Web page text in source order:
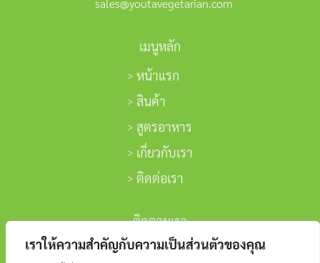
เราให้ความสำคัญกับความเป็นส่วนตัวของคุณ
เมนูหลัก
หน้าแรก
สินค้า
สูตรอาหาร
เกี่ยวกับเรา
ติดต่อเรา
ติดตามเรา